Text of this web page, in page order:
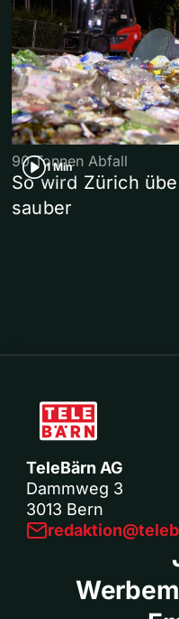
1 Min
90 Tonnen Abfall
So wird Zürich
sauber
TeleBärn AG
Dammweg 3
3013 Bern